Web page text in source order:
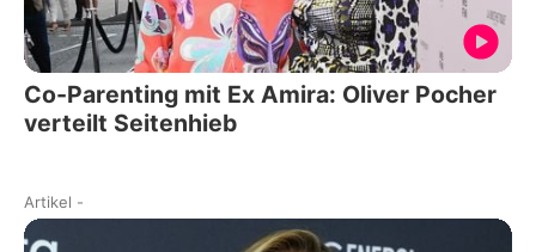
Co-Parenting mit Ex Amira: Oliver Pocher
verteilt Seitenhieb
Artikel -